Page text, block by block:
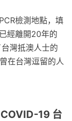
檢測地點，填
經離開20年的
灣抵澳人士的
在台灣逗留的人
19 台